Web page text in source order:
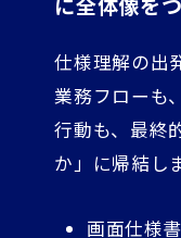
仕様理解の出
業務フローも
行動も、最終
か」に帰結し
画面仕様